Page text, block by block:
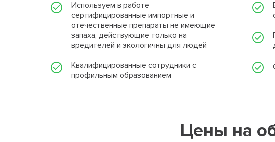
Используем в работе
сертифицированные импортные и
отечественные препараты не имеющие
запаха, действующие только на
вредителей и экологичны для людей
Квалифицированные сотрудники с
профильным образованием
Цены на